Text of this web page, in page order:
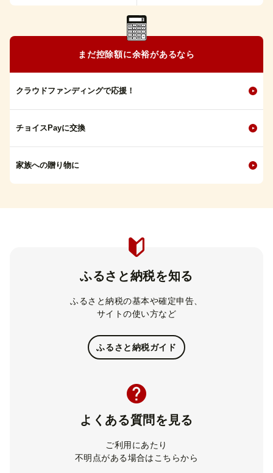
まだ控除額に余裕があるなら
クラウドファンディングで応援！
チョイスPayに交換
家族への贈り物に
ふるさと納税を知る
ふるさと納税の基本や確定申告、
サイトの使い方など
ふるさと納税ガイド
よくある質問を見る
ご利用にあたり
不明点がある場合はこちらから